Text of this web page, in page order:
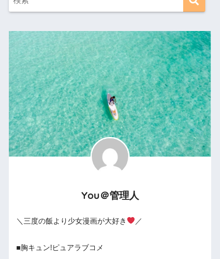
You＠管理人
＼三度の飯より少女漫画が大好き ／
■胸キュン!ピュアラブコメ